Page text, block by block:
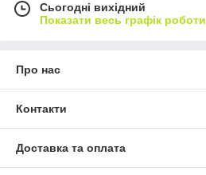
Сьогодні вихідний
Показати весь графік роботи
Про нас
Контакти
Доставка та оплата